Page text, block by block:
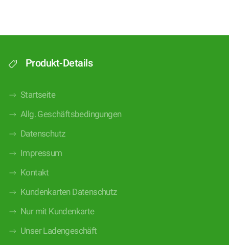
Produkt-Details
Startseite
Allg. Geschäftsbedingungen
Datenschutz
Impressum
Kontakt
Kundenkarten Datenschutz
Nur mit Kundenkarte
Unser Ladengeschäft